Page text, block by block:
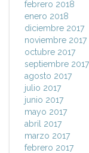
febrero 2018
enero 2018
diciembre 2017
noviembre 2017
octubre 2017
septiembre 2017
agosto 2017
julio 2017
junio 2017
mayo 2017
abril 2017
marzo 2017
febrero 2017